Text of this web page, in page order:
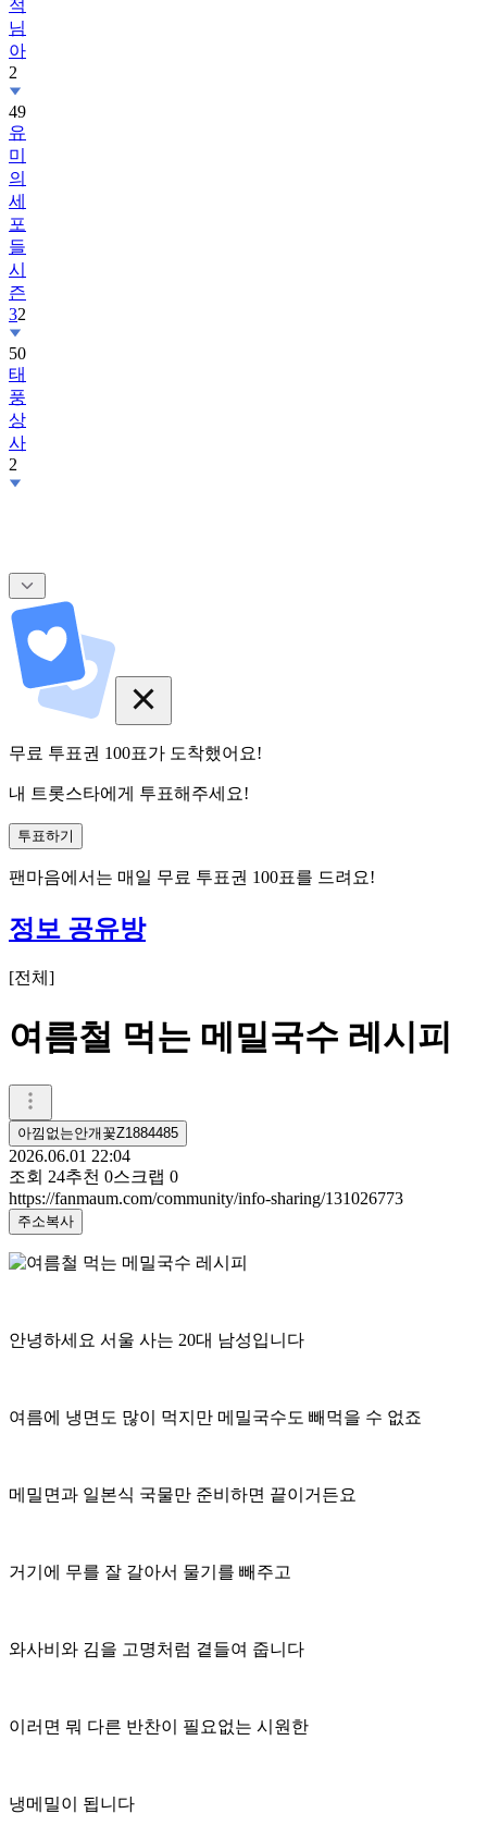
적
님
아
2
49
유
미
의
세
포
들
시
즌
32
50
태
풍
상
사
2
무료 투표권 100표가 도착했어요!
내 트롯스타에게 투표해주세요!
투표하기
팬마음에서는 매일 무료 투표권 100표를 드려요!
정보 공유방
[전체 ]
여름철 먹는 메밀국수 레시피
아낌없는안개꽃Z1884485
2026.06.01 22:04
조회 24추천 0스크랩 0
https://fanmaum.com/community/info-sharing/131026773
주소복사
안녕하세요 서울 사는 20대 남성입니다
여름에 냉면도 많이 먹지만 메밀국수도 빼먹을 수 없죠
메밀면과 일본식 국물만 준비하면 끝이거든요
거기에 무를 잘 갈아서 물기를 빼주고
와사비와 김을 고명처럼 곁들여 줍니다
이러면 뭐 다른 반찬이 필요없는 시원한
냉메밀이 됩니다